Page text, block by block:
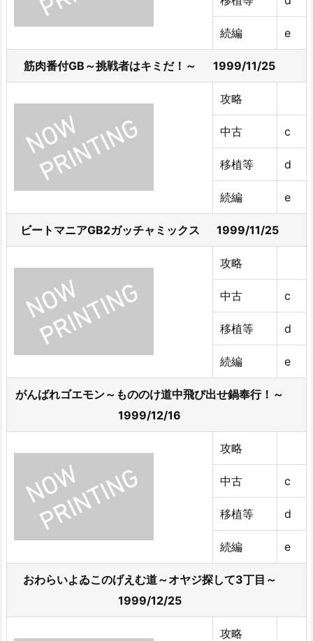
続編 e
筋肉番付GB～挑戦者はキミだ！～ 1999/11/25
攻略
中古 c
移植等 d
続編 e
ビートマニアGB2ガッチャミックス 1999/11/25
攻略
中古 c
移植等 d
続編 e
がんばれゴエモン～もののけ道中飛び出せ鍋奉行！～
1999/12/16
攻略
中古 c
移植等 d
続編 e
おわらいよゐこのげえむ道～オヤジ探して3丁目～
1999/12/25
攻略